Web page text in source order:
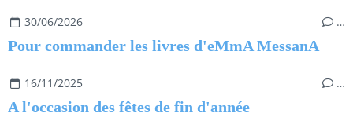
30/06/2026 …
Pour commander les livres d'eMmA MessanA
16/11/2025 …
A l'occasion des fêtes de fin d'année